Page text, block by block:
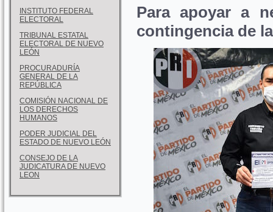
INSTITUTO FEDERAL
ELECTORAL
TRIBUNAL ESTATAL
ELECTORAL DE NUEVO
LEÓN
PROCURADURÍA
GENERAL DE LA
REPÚBLICA
COMISIÓN NACIONAL DE
LOS DERECHOS
HUMANOS
PODER JUDICIAL DEL
ESTADO DE NUEVO LEÓN
CONSEJO DE LA
JUDICATURA DE NUEVO
LEON
Para apoyar a
contingencia de